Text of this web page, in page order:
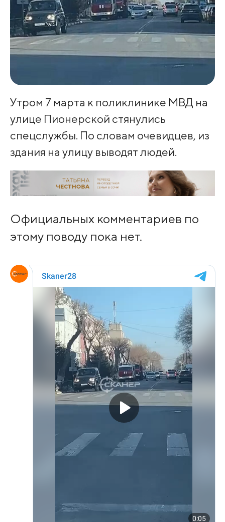
Утром 7 марта к поликлинике МВД на
улице Пионерской стянулись
спецслужбы. По словам очевидцев, из
здания на улицу выводят людей.
Официальных комментариев по
этому поводу пока нет.